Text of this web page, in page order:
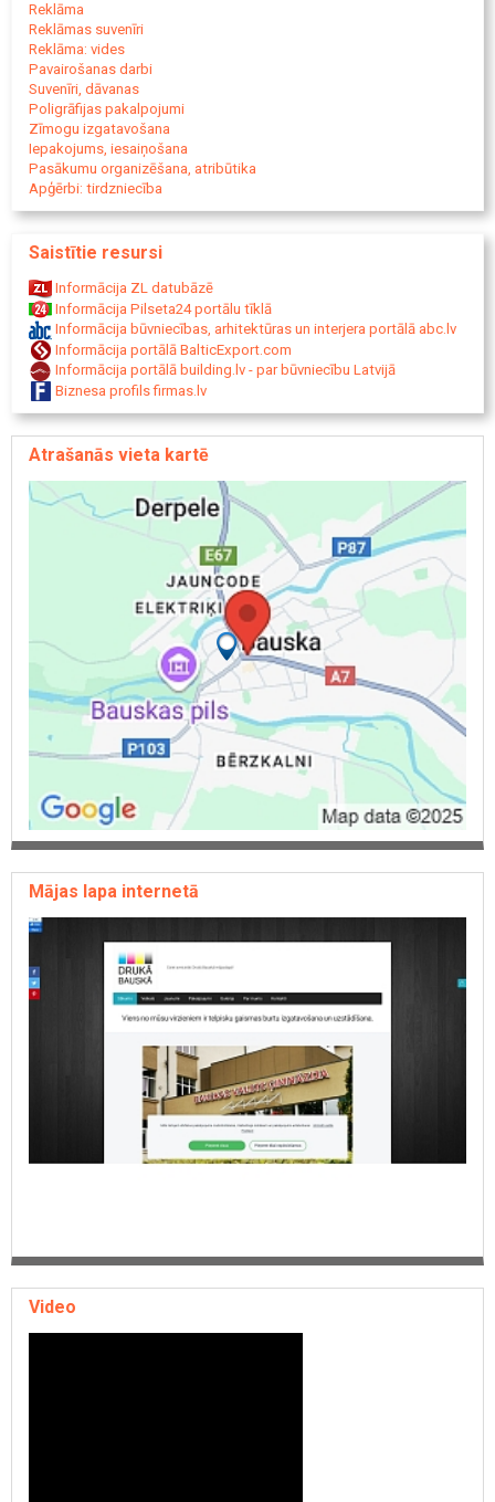
personalizētas kanvas, krūžu apdruka, personalizētas krūzes,
ūdens pudeles ar apdruku, dāvanas ar apdruku, pudeļu etiķešu
druka, vizītkartes, dāvanu kartes, bukleti, plakāti, ielūgumu druka,
kalendāru druka, ēdienkartes ar apdruku, afišas un flaijeri, diplomu
druka, uzlīmju druka, etiķešu druka, personalizētas uzlīmes, baltas
līmplēves, caurspīdīgas uzlīmes, matētas un glancētas uzlīmes,
reklāmas uzlīmes uzņēmumiem, logo uz krekliem, personalizēti
priekšmeti, reklāmas dizains, uzņēmuma dāvanas, zīmogu
izgatavošana, ziemassvētku dekorāciju izgatavošana
Reklāma
Reklāmas suvenīri
Reklāma: vides
Pavairošanas darbi
Suvenīri, dāvanas
Poligrāfijas pakalpojumi
Zīmogu izgatavošana
Iepakojums, iesaiņošana
Pasākumu organizēšana, atribūtika
Apģērbi: tirdzniecība
Saistītie resursi
Informācija ZL datubāzē
Informācija Pilseta24 portālu tīklā
Informācija būvniecības, arhitektūras un interjera portālā abc.lv
Informācija portālā BalticExport.com
Informācija portālā building.lv - par būvniecību Latvijā
Biznesa profils firmas.lv
Atrašanās vieta kartē
Mājas lapa internetā
Video